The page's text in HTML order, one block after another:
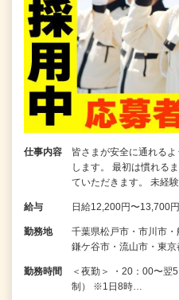
仕事内容
皆さまが安全に通れる
します。 最初は慣れる
ていただきます。 未経
給与 日給12,200円〜13,700円
勤務地
千葉県松戸市・市川市
鎌ケ谷市・流山市・東
勤務時間
＜夜勤＞ ・20：00〜翌
制） ※1日8時…